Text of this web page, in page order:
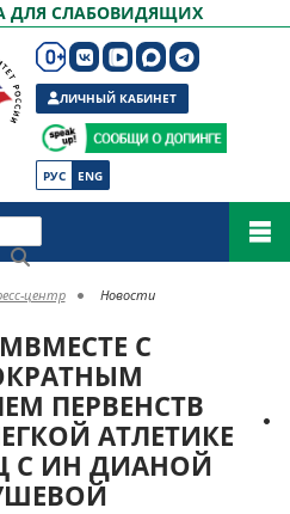
ДЛЯ СЛАБОВИДЯЩИХ
РУС ENG
ЛИЧНЫЙ КАБИНЕТ
центр Новости
С
ПЕРВЕНСТВ
АТЛЕТИКЕ
С ИН ДИАНОЙ